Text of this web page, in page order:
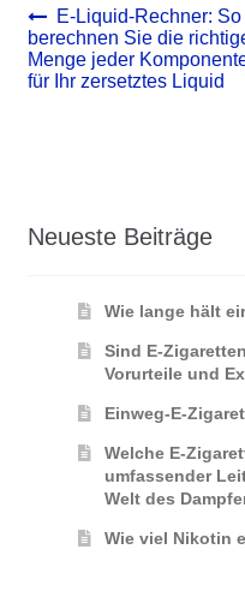
Beitrags-
Navigation
Vorheriger
Beitrag:
E-Liquid-Rechner: So
berechnen Sie die
Menge jeder
für Ihr zersetztes Liquid
Neueste Beiträge
Wie lange hält
Sind E-
Vorurteile und
Einweg-E-
Welche E-
umfassender
Welt des
Wie viel Nikotin